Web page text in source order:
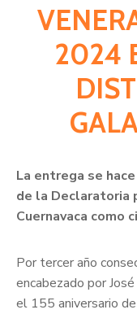
2024
La entrega se
de la Declaratoria
Cuernavaca como
Por tercer año
encabezado por
el 155 aniversario